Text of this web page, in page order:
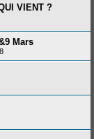
VIENT ?
Mars